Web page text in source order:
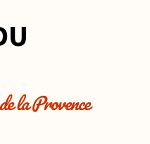
la Provence